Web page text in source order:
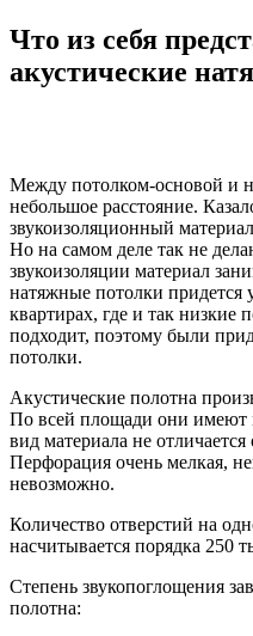
Что из себя
акустические
Между потолком-основой и
небольшое расстояние.
звукоизоляционный
Но на самом деле так не
звукоизоляции материал
натяжные потолки придется
квартирах, где и так низкие
подходит, поэтому были
потолки.
Акустические полотна
По всей площади они
вид материала не
Перфорация очень мелкая,
невозможно.
Количество отверстий на
насчитывается порядка 250
Степень звукопоглощения
полотна: